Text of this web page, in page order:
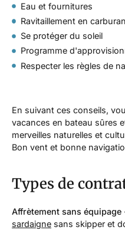
Eau et fournitures
Ravitaillement en
Se protéger du soleil
Programme
Respecter les règles de
En suivant ces conseils,
vacances en bateau sûres
merveilles naturelles et
Bon vent et bonne
Types de
Affrètement sans équipage
sardaigne sans skipper et